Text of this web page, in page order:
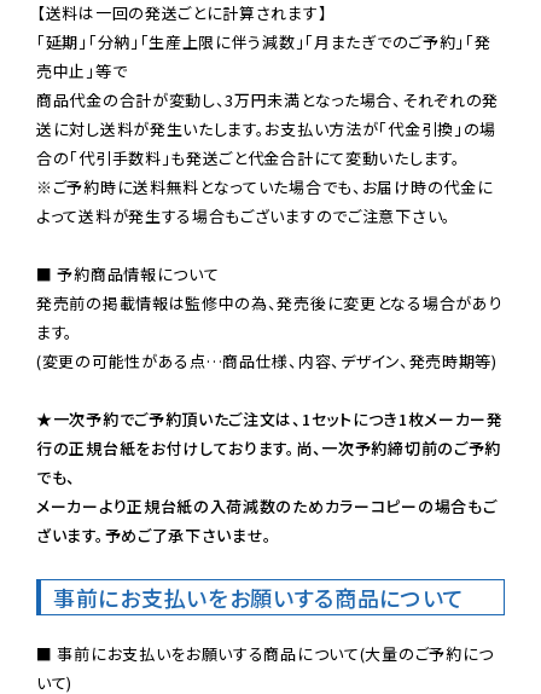
【送料は一回の発送ごとに計算されます】
「延期」「分納」「生産上限に伴う減数」「月またぎでのご予約」「発
売中止」等で
商品代金の合計が変動し、3万円未満となった場合、それぞれの発
送に対し送料が発生いたします。お支払い方法が「代金引換」の場
※ご予約時に送料無料となっていた場合でも、お届け時の代金に
よって送料が発生する場合もございますのでご注意下さい。
■ 予約商品情報について
発売前の掲載情報は監修中の為、発売後に変更となる場合があり
ます。
(変更の可能性がある点…商品仕様、内容、デザイン、発売時期等)
★一次予約でご予約頂いたご注文は、1セットにつき1枚メーカー発
行の正規台紙をお付けしております。尚、一次予約締切前のご予約
でも、
メーカーより正規台紙の入荷減数のためカラーコピーの場合もご
ざいます。予めご了承下さいませ。
事前にお支払いをお願いする商品について
■ 事前にお支払いをお願いする商品について(大量のご予約につ
いて)